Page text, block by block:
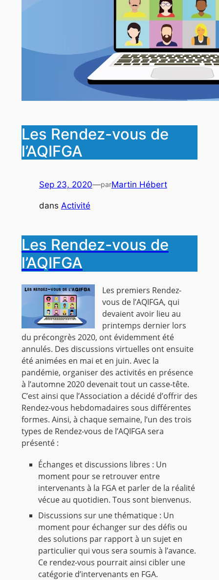
Les Rendez-vous de
l’AQIFGA
Sep 23, 2020—parMartin Hébert
dans Activité
Les Rendez-vous de
l’AQIFGA
Les premiers Rendez-
vous de l’AQIFGA, qui
devaient avoir lieu au
printemps dernier lors
du précongrès 2020, ont évidemment été
annulés. Des discussions virtuelles ont ensuite
été animées en mai et en juin. Avec la
pandémie, organiser des activités en présence
à l’automne 2020 devenait tout un casse-tête.
C’est ainsi que l’Association a décidé d’offrir des
Rendez-vous hebdomadaires sous différentes
formes. Ainsi, à chaque semaine, l’un des trois
types de Rendez-vous de l’AQIFGA sera
présenté :
Échanges et discussions libres : Un
moment pour se retrouver entre
intervenants à la FGA et parler de la réalité
vécue au quotidien. Tous sont bienvenus.
Discussions sur une thématique : Un
moment pour échanger sur des défis ou
des solutions par rapport à un sujet en
particulier qui vous sera soumis à l’avance.
Ce rendez-vous pourrait ainsi cibler une
catégorie d’intervenants en FGA.